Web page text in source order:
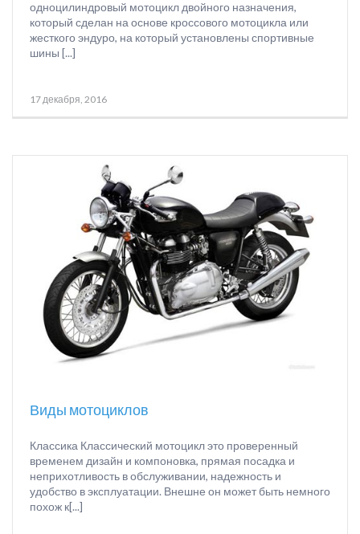
одноцилиндровый мотоцикл двойного назначения,
который сделан на основе кроссового мотоцикла или
жесткого эндуро, на который установлены спортивные
шины [...]
17 декабря, 2016
Виды мотоциклов
Классика Классический мотоцикл это проверенный
временем дизайн и компоновка, прямая посадка и
неприхотливость в обслуживании, надежность и
удобство в эксплуатации. Внешне он может быть немного
похож к[...]